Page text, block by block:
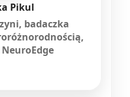
Pikul
badaczka